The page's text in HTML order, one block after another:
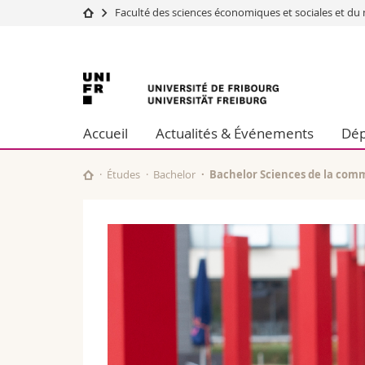
Etudes
Campus
Université
Formation continue
Lettres et
Sciences
Sciences
Faculté des sciences économiques et sociales et
Université
de
Fribourg
Accueil Actualités & Événements
Études Bachelor Bachelor Sciences de la